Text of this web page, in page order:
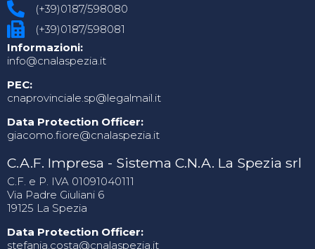
(+39)0187/598080
(+39)0187/598081
Informazioni:
info@cnalaspezia.it
PEC:
cnaprovinciale.sp@legalmail.it
Data Protection Officer:
giacomo.fiore@cnalaspezia.it
C.A.F. Impresa - Sistema C.N.A. La Spezia srl
C.F. e P. IVA 01091040111
Via Padre Giuliani 6
19125 La Spezia
Data Protection Officer:
stefania.costa@cnalaspezia.it